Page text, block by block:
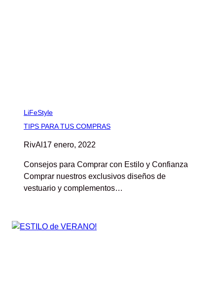
LiFeStyle
TIPS PARA TUS COMPRAS
RivAl 17 enero, 2022
Consejos para Comprar con Estilo y Confianza
Comprar nuestros exclusivos diseños de
vestuario y complementos…